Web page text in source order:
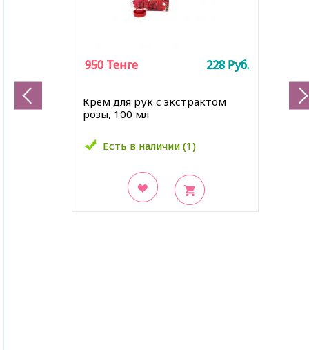
Крем для рук с экстрактом
розы, 100 мл
Есть в наличии (1)
950 Тенге 228 Руб.
Есть в наличии (1)
950 Тенге 228 Руб.